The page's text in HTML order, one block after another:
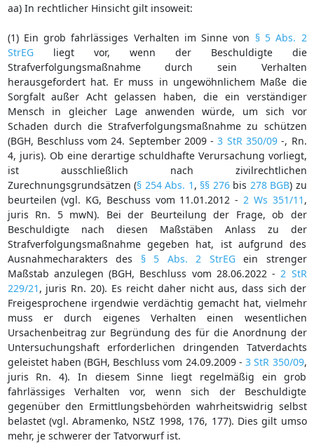
aa) In rechtlicher Hinsicht gilt insoweit:
(1) Ein grob fahrlässiges Verhalten im Sinne von § 5 Abs. 2
StrEGliegt vor, wenn der Beschuldigte die
Strafverfolgungsmaßnahme durch sein Verhalten
herausgefordert hat. Er muss in ungewöhnlichem Maße die
Sorgfalt außer Acht gelassen haben, die ein verständiger
Mensch in gleicher Lage anwenden würde, um sich vor
Schaden durch die Strafverfolgungsmaßnahme zu schützen
(BGH, Beschluss vom 24. September 2009 -3 StR 350/09-, Rn.
4, juris). Ob eine derartige schuldhafte Verursachung vorliegt,
ist ausschließlich nach zivilrechtlichen
Zurechnungsgrundsätzen (§ 254 Abs. 1 , §§ 276bis 278 BGB) zu
beurteilen (vgl. KG, Beschuss vom 11.01.2012 - 2 Ws 351/11 ,
juris Rn. 5 mwN). Bei der Beurteilung der Frage, ob der
Beschuldigte nach diesen Maßstäben Anlass zu der
Strafverfolgungsmaßnahme gegeben hat, ist aufgrund des
Ausnahmecharakters des § 5 Abs. 2 StrEGein strenger
Maßstab anzulegen (BGH, Beschluss vom 28.06.2022 - 2 StR
229/21 , juris Rn. 20). Es reicht daher nicht aus, dass sich der
Freigesprochene irgendwie verdächtig gemacht hat, vielmehr
muss er durch eigenes Verhalten einen wesentlichen
Ursachenbeitrag zur Begründung des für die Anordnung der
Untersuchungshaft erforderlichen dringenden Tatverdachts
geleistet haben (BGH, Beschluss vom 24.09.2009 -3 StR 350/09,
juris Rn. 4). In diesem Sinne liegt regelmäßig ein grob
fahrlässiges Verhalten vor, wenn sich der Beschuldigte
gegenüber den Ermittlungsbehörden wahrheitswidrig selbst
belastet (vgl. Abramenko, NStZ 1998, 176, 177). Dies gilt umso
mehr, je schwerer der Tatvorwurf ist.